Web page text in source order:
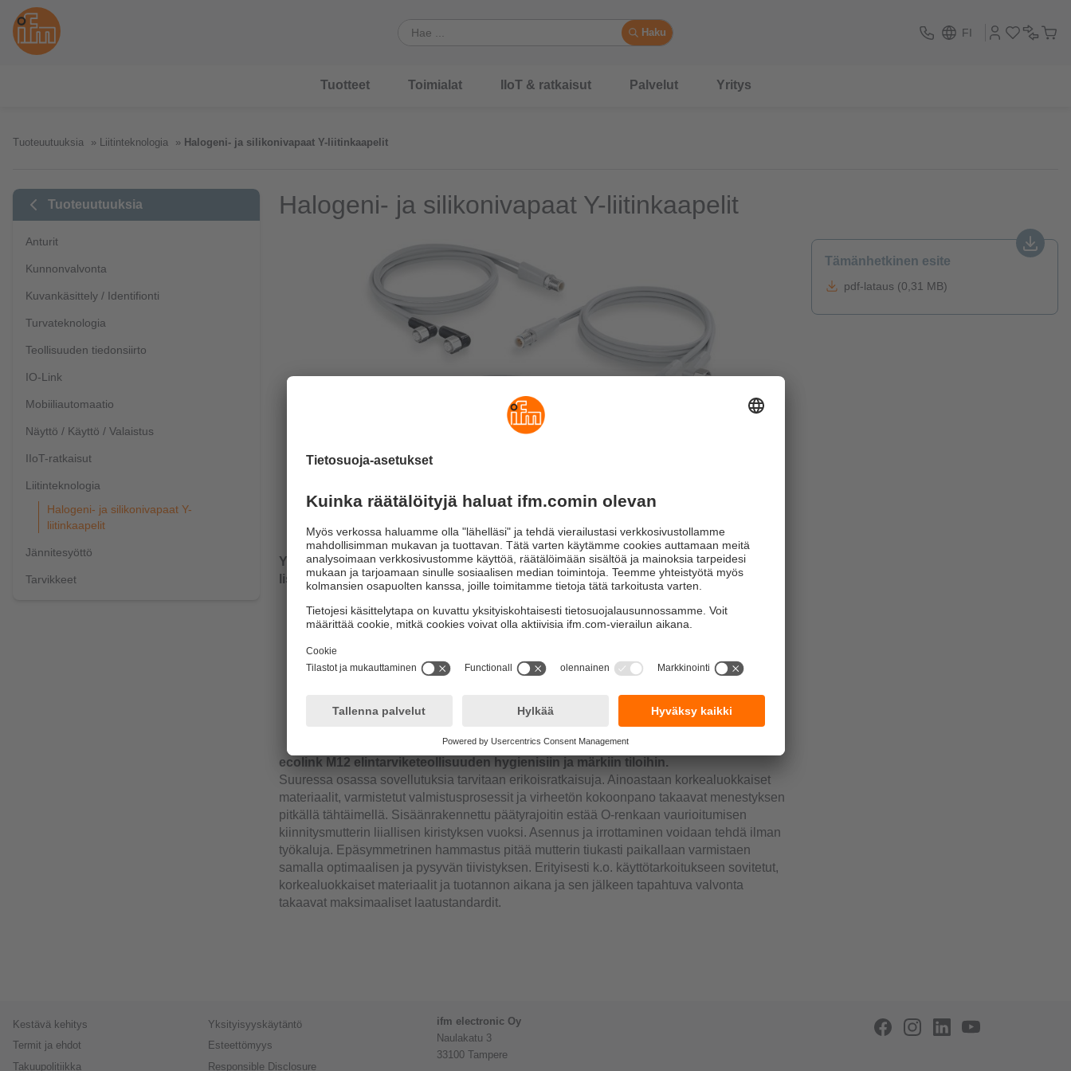
Haku FI
Tuotteet Toimialat IIoT & ratkaisut Palvelut Yritys
Tuoteuutuuksia Liitinteknologia Halogeni- ja silikonivapaat Y-liitinkaapelit
Tuoteuutuuksia
Anturit
Kunnonvalvonta
Kuvankäsittely / Identifionti
Turvateknologia
Teollisuuden tiedonsiirto
IO-Link
Mobiiliautomaatio
Näyttö / Käyttö / Valaistus
IIoT-ratkaisut
Liitinteknologia
Halogeni- ja silikonivapaat Y-
liitinkaapelit
Jännitesyöttö
Tarvikkeet
Halogeni- ja silikonivapaat Y-liitinkaapelit
Y-haaroitin kahden anturin kytkemiseen tai loogisten AND- tai OR-toimintojen
lisäämiseen, sopii hygienisiin ja märkiin tiloihin
Halogeniton ja silikoniton
kun kiristys tehdään käsin
Mekaaninen rajoitin estää O-rengasta vaurioitumasta
Jatkuva tärinäsuojaus hammastusteknologian ansiosta
Selkeä LED-tilanosoitus erottuu hyvin kirkkaassakin valossa
ecolink M12 elintarviketeollisuuden hygienisiin ja märkiin tiloihin.
Suuressa osassa sovellutuksia tarvitaan erikoisratkaisuja. Ainoastaan korkealuokkaiset
materiaalit, varmistetut valmistusprosessit ja virheetön kokoonpano takaavat menestyksen
pitkällä tähtäimellä. Sisäänrakennettu päätyrajoitin estää O-renkaan vaurioitumisen
kiinnitysmutterin liiallisen kiristyksen vuoksi. Asennus ja irrottaminen voidaan tehdä ilman
työkaluja. Epäsymmetrinen hammastus pitää mutterin tiukasti paikallaan varmistaen
samalla optimaalisen ja pysyvän tiivistyksen. Erityisesti k.o. käyttötarkoitukseen sovitetut,
korkealuokkaiset materiaalit ja tuotannon aikana ja sen jälkeen tapahtuva valvonta
takaavat maksimaaliset laatustandardit.
Tämänhetkinen esite
pdf-lataus (0,31 MB)
Kestävä kehitys
Termit ja ehdot
Takuupolitiikka
Yksityisyyskäytäntö
Esteettömyys
Responsible Disclosure
ifm electronic Oy
Naulakatu 3
33100 Tampere